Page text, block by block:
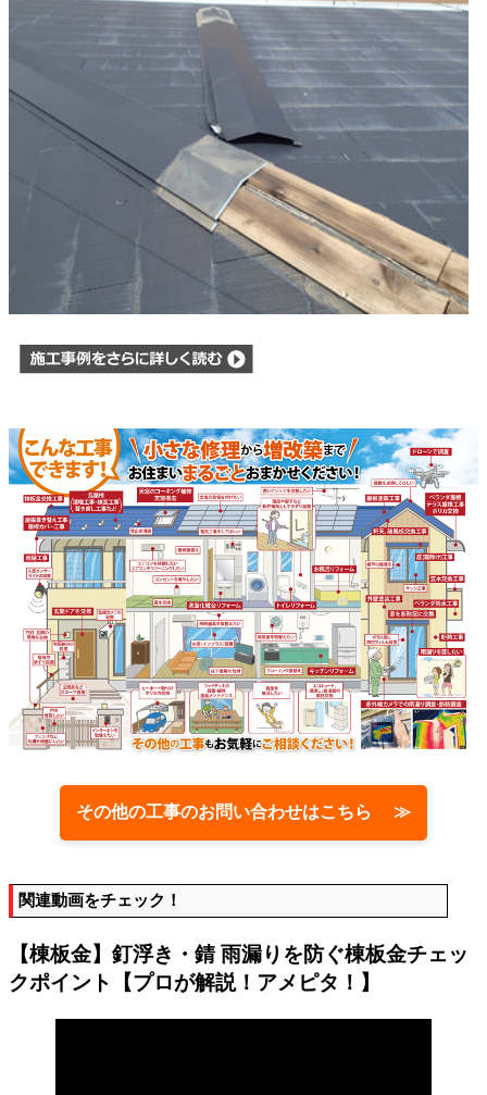
その他の工事のお問い合わせはこちら ≫
関連動画をチェック！
【棟板金】釘浮き・錆 雨漏りを防ぐ棟板金チェッ
クポイント【プロが解説！アメピタ！】